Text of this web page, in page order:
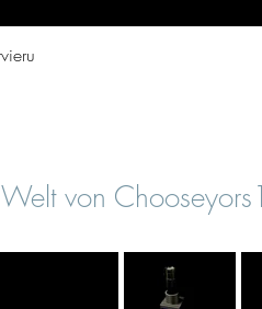
rapida
von